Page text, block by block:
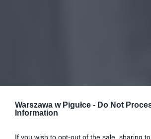
Warszawa w Pigułce - Do Not
Information
If you wish to opt-out of the sale, sharing